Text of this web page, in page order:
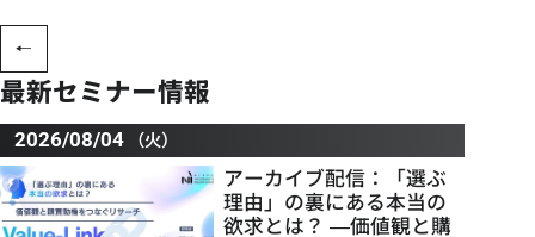
最新セミナー情報
2026/08/04 （火）
アーカイブ配信：「選ぶ
理由」の裏にある本当の
欲求とは？ ―価値観と購